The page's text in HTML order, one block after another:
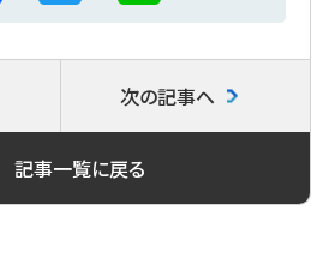
w
i
t
e
i
n
e
記事一覧に戻る
次の記事へ